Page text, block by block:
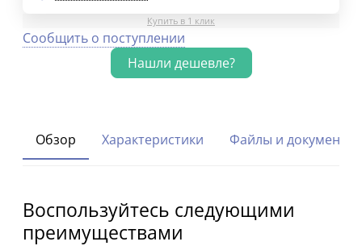
Купить в 1 клик
Сообщить о поступлении
Обзор Характеристики Файлы и документы
Воспользуйтесь следующими
преимуществами